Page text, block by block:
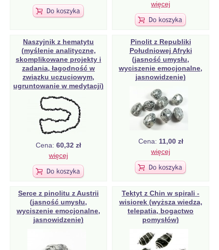
więcej
Naszyjnik z hematytu
(myślenie analityczne,
skomplikowane projekty i
zadania, łagodność w
związku uczuciowym,
ugruntowanie w medytacji)
Cena: 60,32 zł
więcej
Pinolit z Republiki
Południowej Afryki
(jasność umysłu,
wyciszenie emocjonalne,
jasnowidzenie)
Cena: 11,00 zł
więcej
Serce z pinolitu z Austrii
(jasność umysłu,
wyciszenie emocjonalne,
jasnowidzenie)
Tektyt z Chin w spirali -
wisiorek (wyższa wiedza,
telepatia, bogactwo
pomysłów)